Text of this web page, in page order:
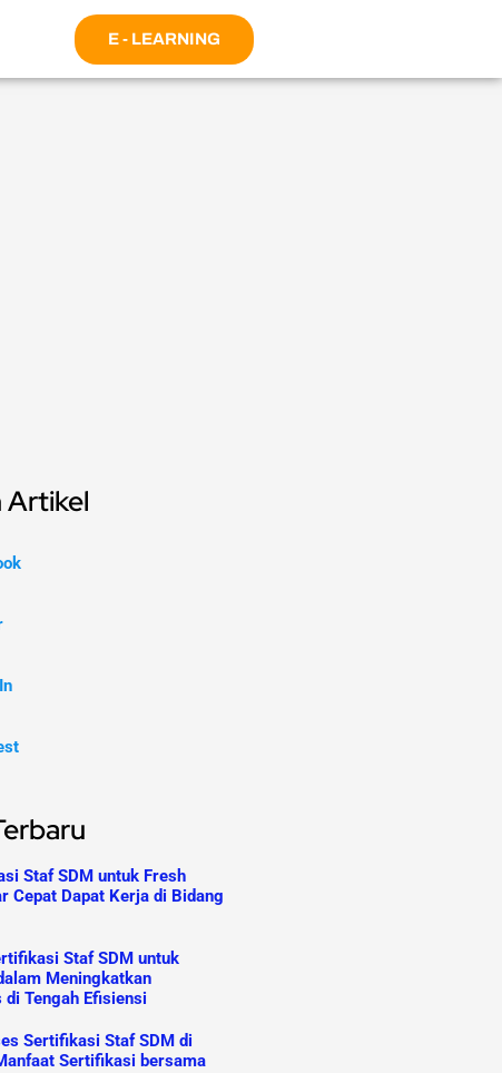
E - LEARNING
Artikel
Staf SDM untuk Fresh
Cepat Dapat Kerja di Bidang
Staf SDM untuk
Meningkatkan
Tengah Efisiensi
Sertifikasi Staf SDM di
Sertifikasi bersama